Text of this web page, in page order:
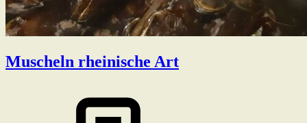
Muscheln rheinische Art